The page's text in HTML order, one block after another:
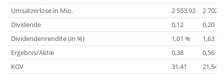
Umsatzerlöse in Mio.
2 553,92
2
Dividende
0,12
0,20
Dividendenrendite (in %)
1,01 %
1,63 %
Ergebnis/Aktie
0,38
0,56
KGV
31,41
21,54